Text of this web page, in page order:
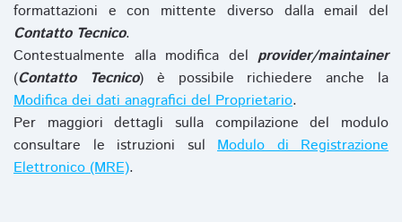
formattazioni e con mittente diverso dalla email del
Contatto Tecnico.
Contestualmente alla modifica del provider/maintainer
(Contatto Tecnico) è possibile richiedere anche la
Modifica dei dati anagrafici del Proprietario.
Per maggiori dettagli sulla compilazione del modulo
consultare le istruzioni sul Modulo di Registrazione
Elettronico (MRE).